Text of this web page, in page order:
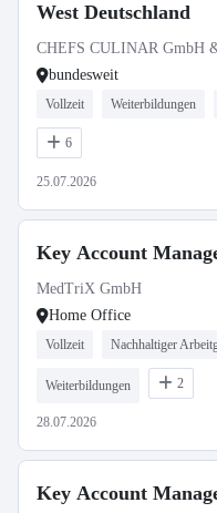
West Deutschland
CHEFS CULINAR GmbH
bundesweit
Vollzeit Weiterbildungen
6
25.07.2026
Key Account
MedTriX GmbH
Home Office
Vollzeit Nachhaltiger
Weiterbildungen 2
28.07.2026
Key Account